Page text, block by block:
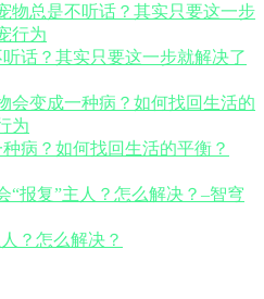
话？其实只要这一步就解决了
病？如何找回生活的平衡？
？怎么解决？